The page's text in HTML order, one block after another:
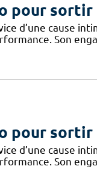
pour sortir
d’une cause
Son
pour sortir
d’une cause
Son